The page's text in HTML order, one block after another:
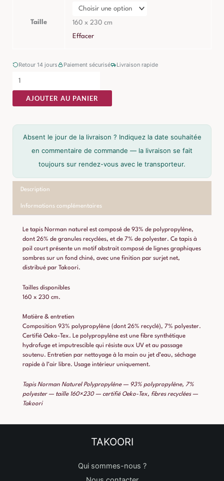
Taille 160 x 230 cm
Effacer
Retour 14 jours Paiement sécurisé Livraison rapide
Naturel
AJOUTER AU PANIER
Absent le jour de la livraison ? Indiquez la date souhaitée
en commentaire de commande — la livraison se fait
toujours sur rendez-vous avec le transporteur.
Description
Informations complémentaires
Le tapis Norman naturel est composé de 93% de polypropylène,
dont 26% de granules recyclées, et de 7% de polyester. Ce tapis à
poil court présente un motif abstrait composé de lignes graphiques
sombres sur un fond chiné, avec une finition par surjet net,
distribué par Takoori.
Tailles disponibles
160 x 230 cm.
Matière & entretien
Composition 93% polypropylène (dont 26% recyclé), 7% polyester.
Certifié Oeko-Tex. Le polypropylène est une fibre synthétique
hydrofuge et imputrescible qui résiste aux UV et au passage
soutenu. Entretien par nettoyage à la main ou jet d’eau, séchage
rapide à l’air libre. Usage intérieur uniquement.
Tapis Norman Naturel Polypropylène — 93% polypropylène, 7%
polyester — taille 160×230 — certifié Oeko-Tex, fibres recyclées —
Takoori
TAKOORI
Qui sommes-nous ?